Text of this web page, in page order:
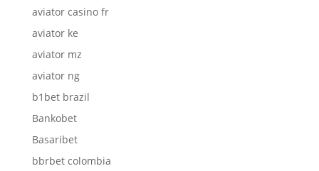
aviator casino fr
aviator ke
aviator mz
aviator ng
b1bet brazil
Bankobet
Basaribet
bbrbet colombia